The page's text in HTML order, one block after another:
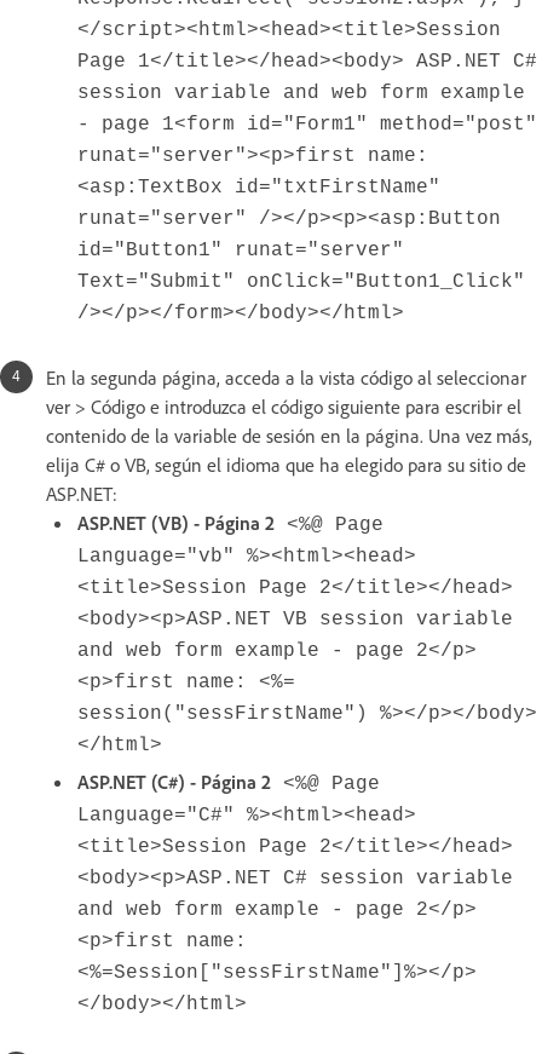
</script><html><head><title>Session
Page 1</title></head><body> ASP.NET C#
session variable and web form example
- page 1<form id="Form1" method="post"
runat="server"><p>first name:
<asp:TextBox id="txtFirstName"
runat="server" /></p><p><asp:Button
id="Button1" runat="server"
Text="Submit" onClick="Button1_Click"
/></p></form></body></html>
En la segunda página, acceda a la vista código al seleccionar
ver > Código e introduzca el código siguiente para escribir el
contenido de la variable de sesión en la página. Una vez más,
elija C# o VB, según el idioma que ha elegido para su sitio de
ASP.NET:
ASP.NET (VB) - Página 2 <%@ Page
Language="vb" %><html><head>
<title>Session Page 2</title></head>
<body><p>ASP.NET VB session variable
and web form example - page 2</p>
<p>first name: <%=
session("sessFirstName") %></p></body>
</html>
ASP.NET (C#) - Página 2 <%@ Page
Language="C#" %><html><head>
<title>Session Page 2</title></head>
<body><p>ASP.NET C# session variable
and web form example - page 2</p>
<p>first name:
<%=Session["sessFirstName"]%></p>
</body></html>